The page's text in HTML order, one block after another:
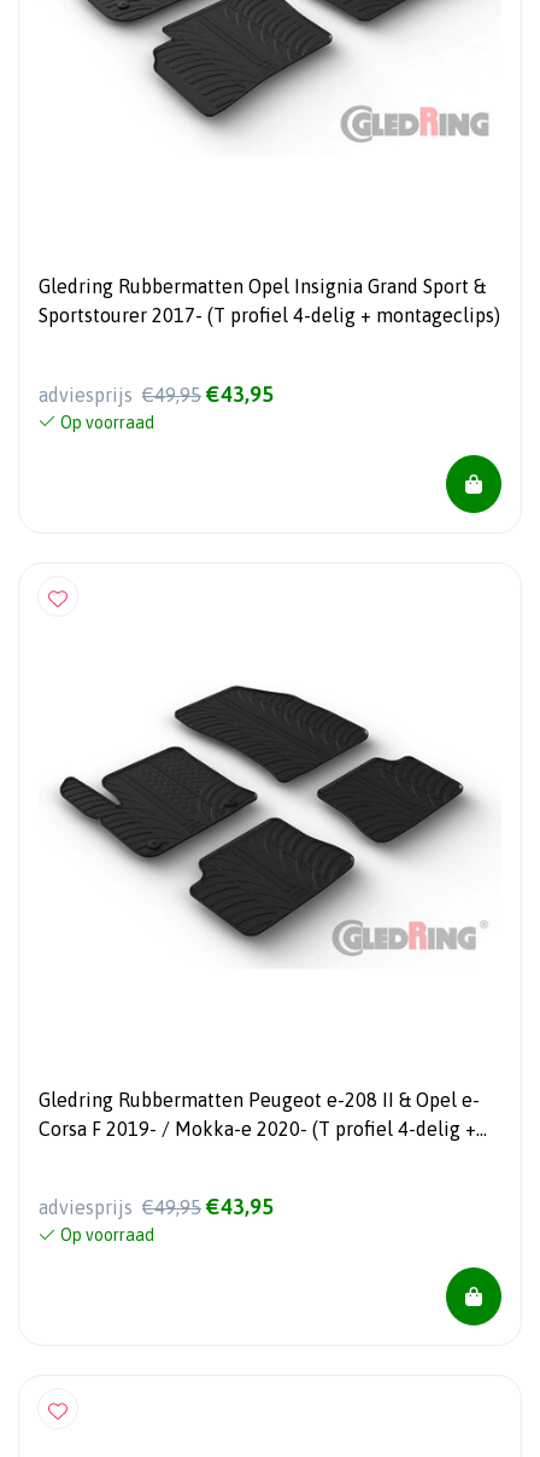
Gledring Rubbermatten Opel Insignia Grand Sport &
Sportstourer 2017- (T profiel 4-delig + montageclips)
adviesprijs €49,95 €43,95
Op voorraad
Gledring Rubbermatten Peugeot e-208 II & Opel e-
Corsa F 2019- / Mokka-e 2020- (T profiel 4-delig +
adviesprijs €49,95 €43,95
Op voorraad